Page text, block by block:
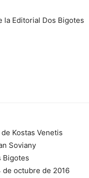
la Editorial Dos Bigotes
de Kostas Venetis
Soviany
Bigotes
de octubre de 2016